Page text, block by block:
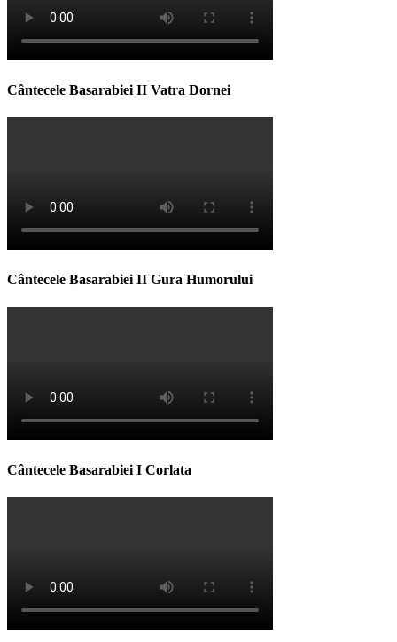
Cântecele Basarabiei II Vatra Dornei
Cântecele Basarabiei II Gura Humorului
Cântecele Basarabiei I Corlata